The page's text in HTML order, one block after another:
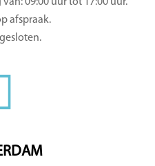
09:00 uur tot 17:00 uur.
afspraak.